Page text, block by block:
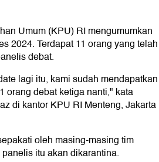
Umum (KPU) RI mengumumkan
2024. Terdapat 11 orang yang telah
debat.
lagi itu, kami sudah mendapatkan
orang debat ketiga nanti," kata
di kantor KPU RI Menteng, Jakarta
oleh masing-masing tim
itu akan dikarantina.